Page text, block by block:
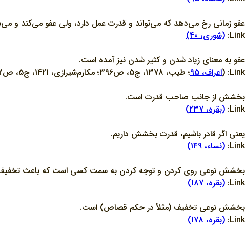
عفو زماني رخ مي‌دهد که مي‌تواند و قدرت عمل دارد، ولي عفو مي‌کند و
Link: (شوري، 40)
عفو به معناي زياد شدن و کثير شدن نيز آمده است.
Link: (
اعراف، 95
؛ طيب، 1378، ج5، ص396؛ مکارم‌شيرازي، 1421، ج5، ص12)
بخشش از جانب صاحب قدرت است.
Link: (بقره، 237)
يعني اگر قادر باشيم، قدرت بخشش داريم.
Link: (نساء، 149)
بخشش نوعي روي کردن و توجه کردن به سمت کسي است که باعث
Link: (بقره، 187)
بخشش نوعي تخفيف (مثلاً در حکم قصاص) است.
Link: (بقره، 178)